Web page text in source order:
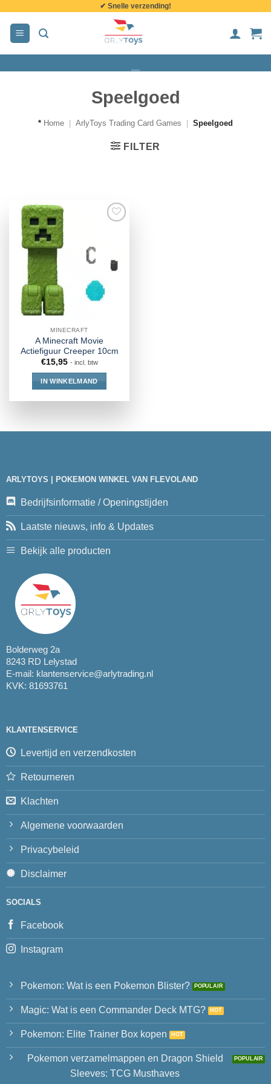
inhoud
✔ Snelle verzending!
Speelgoed
* Home ArlyToys Trading Card Games Speelgoed
FILTER
MINECRAFT
A Minecraft Movie
Actiefiguur Creeper 10cm
€15,95 - incl. btw
IN WINKELMAND
ARLYTOYS | POKEMON WINKEL VAN FLEVOLAND
Bedrijfsinformatie / Openingstijden
Laatste nieuws, info & Updates
Bekijk alle producten
Bolderweg 2a
8243 RD Lelystad
E-mail: klantenservice@arlytrading.nl
KVK: 81693761
KLANTENSERVICE
Levertijd en verzendkosten
Retourneren
Klachten
Algemene voorwaarden
Privacybeleid
Disclaimer
SOCIALS
Facebook
Instagram
Pokemon: Wat is een Pokemon Blister?
Magic: Wat is een Commander Deck MTG?
Pokemon: Elite Trainer Box kopen
Pokemon verzamelmappen en Dragon Shield
Sleeves: TCG Musthaves